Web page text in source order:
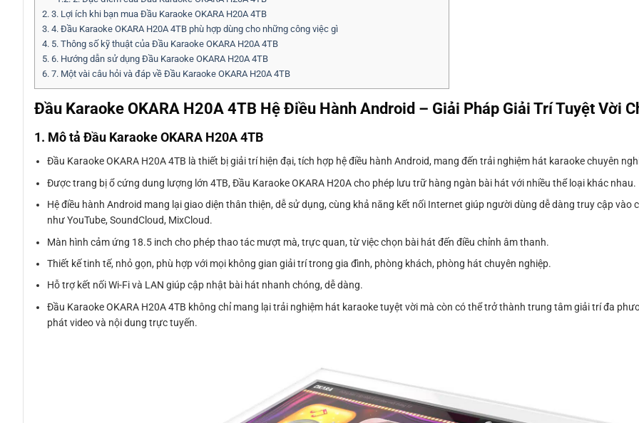
2. 3. Lợi ích khi bạn mua Đầu Karaoke OKARA H20A 4TB
3. 4. Đầu Karaoke OKARA H20A 4TB phù hợp dùng cho những công việc gì
4. 5. Thông số kỹ thuật của Đầu Karaoke OKARA H20A 4TB
5. 6. Hướng dẫn sử dụng Đầu Karaoke OKARA H20A 4TB
6. 7. Một vài câu hỏi và đáp về Đầu Karaoke OKARA H20A 4TB
Đầu Karaoke OKARA H20A 4TB Hệ Điều Hành Android – Giải Pháp Giải Trí Tuyệt Vời
1. Mô tả Đầu Karaoke OKARA H20A 4TB
Đầu Karaoke OKARA H20A 4TB là thiết bị giải trí hiện đại, tích hợp hệ điều hành Android, mang đến trải nghiệm hát karaoke chuyên
Được trang bị ổ cứng dung lượng lớn 4TB, Đầu Karaoke OKARA H20A cho phép lưu trữ hàng ngàn bài hát với nhiều thể loại khác nhau.
Hệ điều hành Android mang lại giao diện thân thiện, dễ sử dụng, cùng khả năng kết nối Internet giúp người dùng dễ dàng truy cập vào
như YouTube, SoundCloud, MixCloud.
Màn hình cảm ứng 18.5 inch cho phép thao tác mượt mà, trực quan, từ việc chọn bài hát đến điều chỉnh âm thanh.
Thiết kế tinh tế, nhỏ gọn, phù hợp với mọi không gian giải trí trong gia đình, phòng khách, phòng hát chuyên nghiệp.
Hỗ trợ kết nối Wi-Fi và LAN giúp cập nhật bài hát nhanh chóng, dễ dàng.
Đầu Karaoke OKARA H20A 4TB không chỉ mang lại trải nghiệm hát karaoke tuyệt vời mà còn có thể trở thành trung tâm giải trí đa
phát video và nội dung trực tuyến.